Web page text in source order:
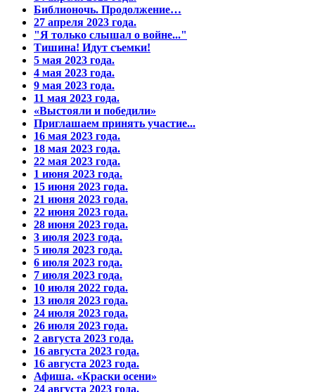
Библионочь. Продолжение…
27 апреля 2023 года.
"Я только слышал о войне..."
Тишина! Идут съемки!
5 мая 2023 года.
4 мая 2023 года.
9 мая 2023 года.
11 мая 2023 года.
«Выстояли и победили»
Приглашаем принять участие...
16 мая 2023 года.
18 мая 2023 года.
22 мая 2023 года.
1 июня 2023 года.
15 июня 2023 года.
21 июня 2023 года.
22 июня 2023 года.
28 июня 2023 года.
3 июля 2023 года.
5 июля 2023 года.
6 июля 2023 года.
7 июля 2023 года.
10 июля 2022 года.
13 июля 2023 года.
24 июля 2023 года.
26 июля 2023 года.
2 августа 2023 года.
16 августа 2023 года.
16 августа 2023 года.
Афиша. «Краски осени»
24 августа 2023 года.